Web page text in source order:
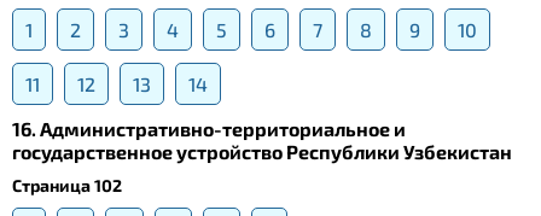
1 2 3 4 5 6 7 8 9 10
11 12 13
14
16. Административно-территориальное и
государственное устройство Республики Узбекистан
Страница 102